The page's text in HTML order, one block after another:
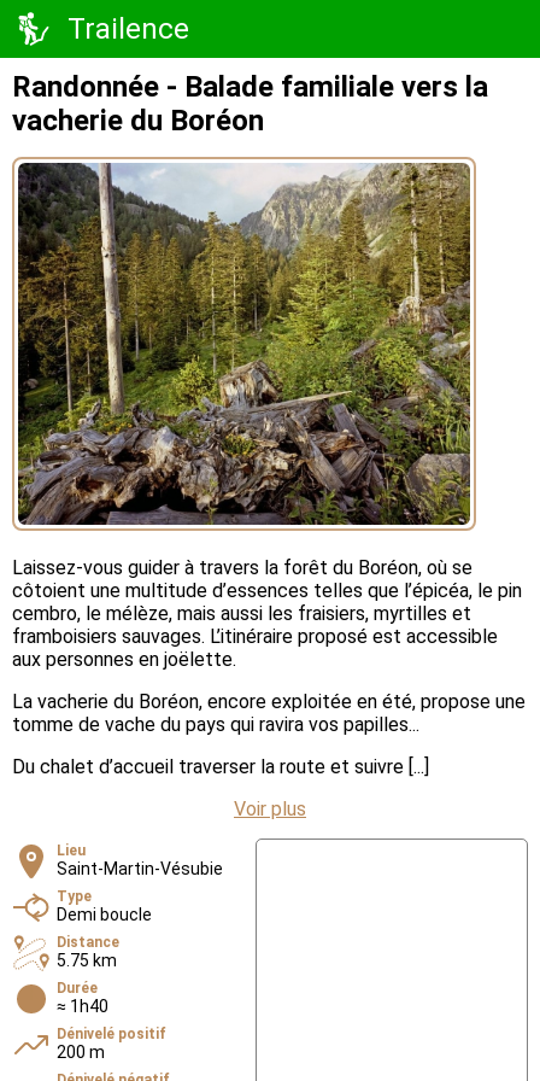
Trailence
Randonnée - Balade familiale vers la
vacherie du Boréon
Laissez-vous guider à travers la forêt du Boréon, où se
côtoient une multitude d’essences telles que l’épicéa, le pin
cembro, le mélèze, mais aussi les fraisiers, myrtilles et
framboisiers sauvages. L’itinéraire proposé est accessible
aux personnes en joëlette.
La vacherie du Boréon, encore exploitée en été, propose une
tomme de vache du pays qui ravira vos papilles...
Du chalet d’accueil traverser la route et suivre [...]
Voir plus
Lieu
Saint-Martin-Vésubie
Type
Demi boucle
Distance
5.75 km
Durée
≈ 1h40
Dénivelé positif
200 m